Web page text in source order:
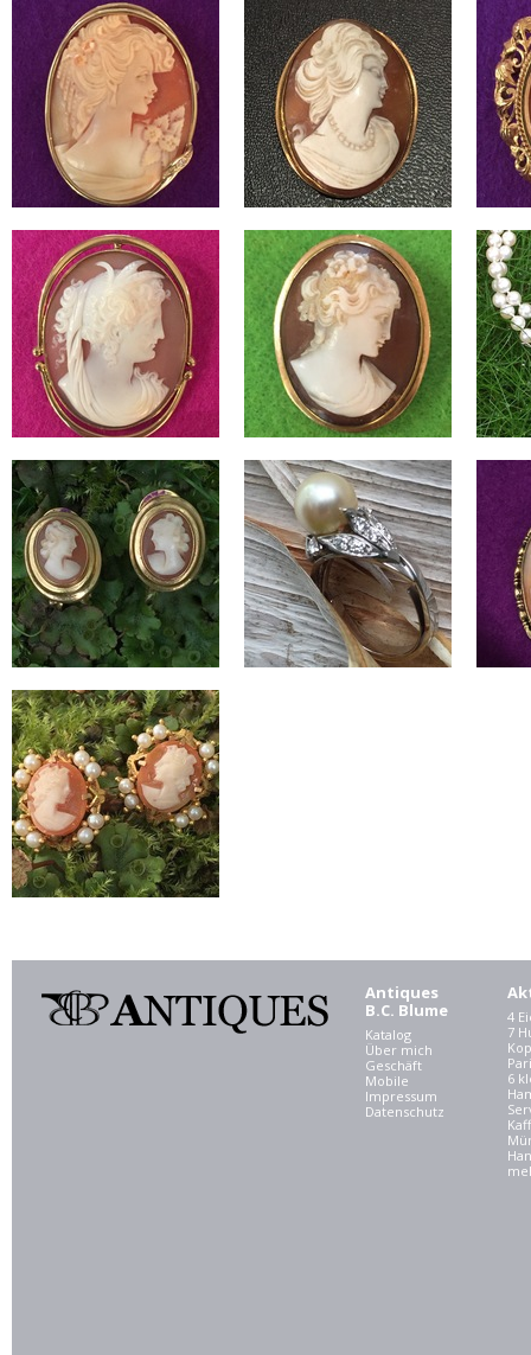
Antiques
B.C. Blume
Katalog
Über mich
Geschäft
Mobile
Impressum
Datenschutz
4
7
6